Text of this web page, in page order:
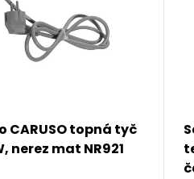
CARUSO topná tyč
nerez mat NR921